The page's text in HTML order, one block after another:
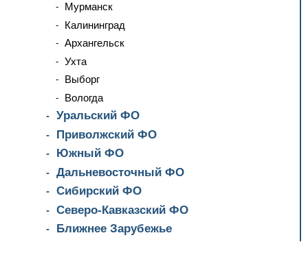
Мурманск
Калининград
Архангельск
Ухта
Выборг
Вологда
Уральский ФО
Приволжский ФО
Южный ФО
Дальневосточный ФО
Сибирский ФО
Северо-Кавказский ФО
Ближнее Зарубежье